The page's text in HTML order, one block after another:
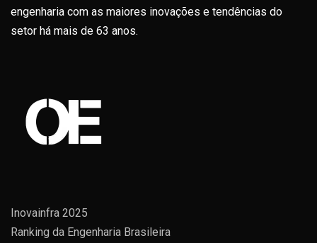
engenharia com as maiores inovações e tendências do
setor há mais de 63 anos.
Inovainfra 2025
Ranking da Engenharia Brasileira